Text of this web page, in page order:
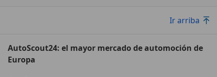
Ir arriba
AutoScout24: el mayor mercado de automoción de
Europa